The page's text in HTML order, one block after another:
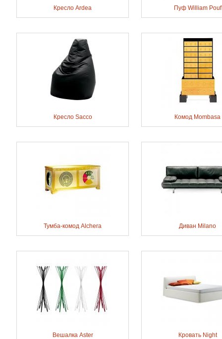
Кресло Ardea Пуф William Pouf
Кресло Sacco Комод Mombasa
Тумба-комод Alchera Диван Milano
Вешалка Aster Кровать Night